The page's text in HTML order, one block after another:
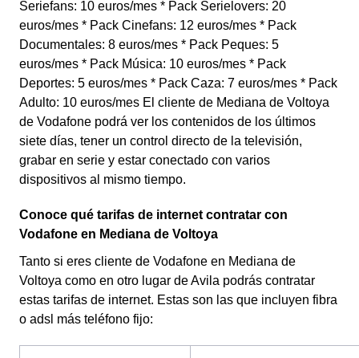
Seriefans: 10 euros/mes * Pack Serielovers: 20
euros/mes * Pack Cinefans: 12 euros/mes * Pack
Documentales: 8 euros/mes * Pack Peques: 5
euros/mes * Pack Música: 10 euros/mes * Pack
Deportes: 5 euros/mes * Pack Caza: 7 euros/mes * Pack
Adulto: 10 euros/mes El cliente de Mediana de Voltoya
de Vodafone podrá ver los contenidos de los últimos
siete días, tener un control directo de la televisión,
grabar en serie y estar conectado con varios
dispositivos al mismo tiempo.
Conoce qué tarifas de internet contratar con
Vodafone en Mediana de Voltoya
Tanto si eres cliente de Vodafone en Mediana de
Voltoya como en otro lugar de Avila podrás contratar
estas tarifas de internet. Estas son las que incluyen fibra
o adsl más teléfono fijo: